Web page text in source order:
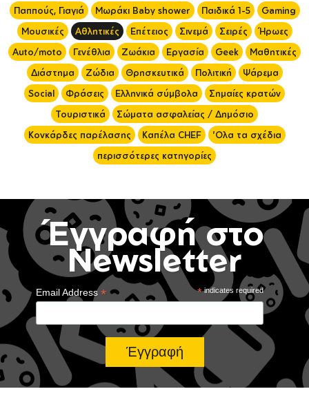
Παππούς, Γιαγιά
Μωράκι Baby shower Παιδικά 1-5
Gaming
Μουσικές
Αθλητικές Επέτειος Σινεμά Σειρές
Ήρωες
Auto/moto
Γενέθλια Ζωάκια Εργασία Geek
Μαθητικές
Διάστημα
Ζώδια Θρησκευτικά Πολιτική
Ψάρεμα
Social
Φράσεις Ελληνικά σύμβολα
Σημαίες κρατών
Τουριστικά
Σώματα ασφαλείας / Δημόσιο
Κονκάρδες παρέλασης
Καπέλα CHEF
'Ολα τα σχέδια
περισσότερες κατηγορίες
Έγγραφή στο
Newsletter
*indicates required
Email Address*